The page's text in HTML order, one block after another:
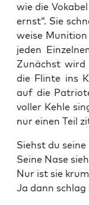
wie die
ernst“. Sie
wei­se
jeden
Zunächst wird
die Flin­te ins
auf die
vol­ler Keh­le
nur einen Teil
Siehst du sei­ne
Sei­ne Nase
Nur ist sie
Ja dann schlag